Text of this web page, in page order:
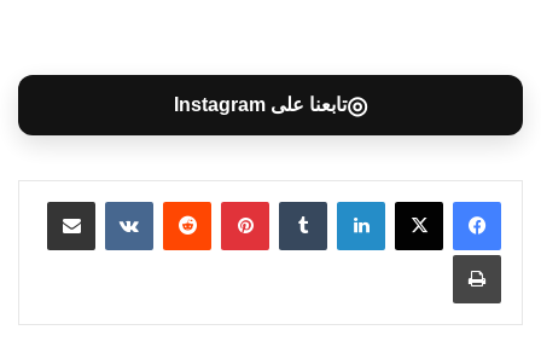
◎تابعنا على Instagram
لينكدإن بينتيريست مشاركة عبر البريد
طباعة